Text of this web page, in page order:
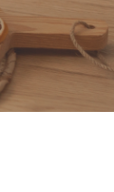
Extractor de